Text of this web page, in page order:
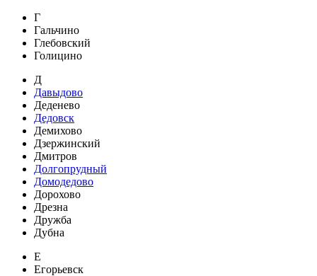
Г
Гальчино
Глебовский
Голицино
Д
Давыдово
Деденево
Дедовск
Демихово
Дзержинский
Дмитров
Долгопрудный
Домодедово
Дорохово
Дрезна
Дружба
Дубна
Е
Егорьевск